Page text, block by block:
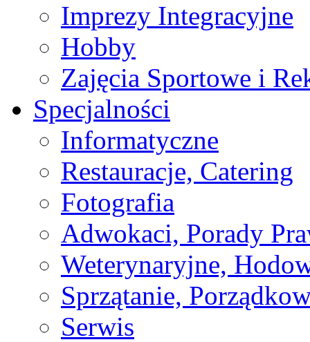
Imprezy Integracyjne
Hobby
Zajęcia Sportowe i
Specjalności
Informatyczne
Restauracje, Catering
Fotografia
Adwokaci, Porady
Weterynaryjne,
Sprzątanie,
Serwis